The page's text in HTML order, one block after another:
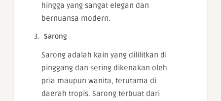
hingga yang sangat elegan dan
bernuansa modern.
Sarong
Sarong adalah kain yang dililitkan di
pinggang dan sering dikenakan oleh
pria maupun wanita, terutama di
daerah tropis. Sarong terbuat dari